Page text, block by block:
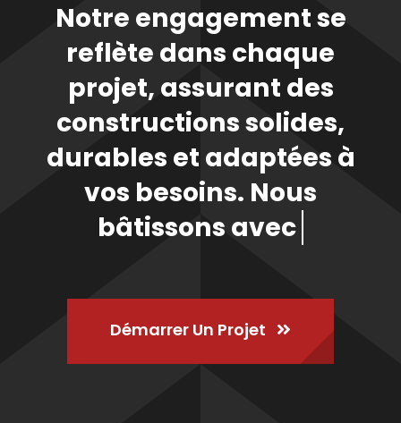
Notre engagement se
reflète dans chaque
projet, assurant des
constructions solides,
durables et adaptées à
vos besoins. Nous
bâtissons avec
Démarrer Un Projet